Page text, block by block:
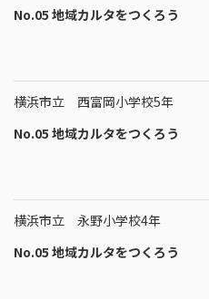
No.05 地域カルタをつくろう
横浜市立 西富岡小学校5年
No.05 地域カルタをつくろう
横浜市立 永野小学校4年
No.05 地域カルタをつくろう